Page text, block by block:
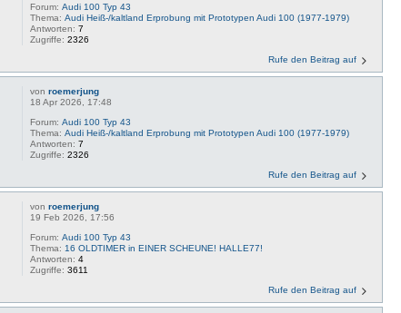
Forum:Audi 100 Typ 43
Thema:Audi Heiß-/kaltland Erprobung mit Prototypen Audi 100 (1977-1979)
Antworten:7
Zugriffe:2326
Rufe den Beitrag auf
vonroemerjung
18 Apr 2026, 17:48
Forum:Audi 100 Typ 43
Thema:Audi Heiß-/kaltland Erprobung mit Prototypen Audi 100 (1977-1979)
Antworten:7
Zugriffe:2326
Rufe den Beitrag auf
vonroemerjung
19 Feb 2026, 17:56
Forum:Audi 100 Typ 43
Thema: 16 OLDTIMER in EINER SCHEUNE! HALLE77!
Antworten:4
Zugriffe:3611
Rufe den Beitrag auf